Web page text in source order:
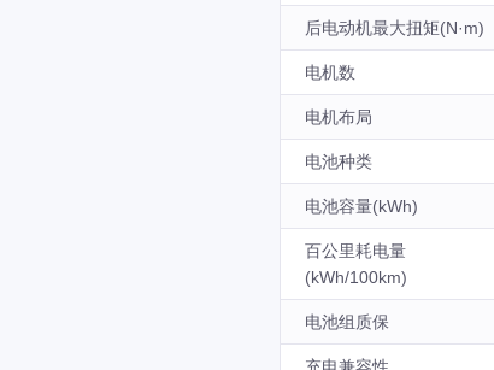
后电动机最大扭矩(N·m)
电机数
电机布局
电池种类
电池容量(kWh)
百公里耗电量
(kWh/100km)
电池组质保